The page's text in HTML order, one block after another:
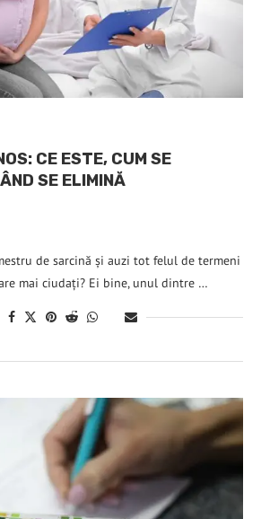
CE ESTE, CUM SE
SE ELIMINĂ
de sarcină și auzi tot felul de termeni
mai ciudați? Ei bine, unul dintre …